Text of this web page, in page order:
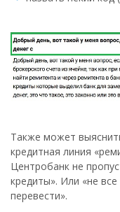
Также может
кредитная линия
Центробанк не
кредиты». Или «не
перевести».